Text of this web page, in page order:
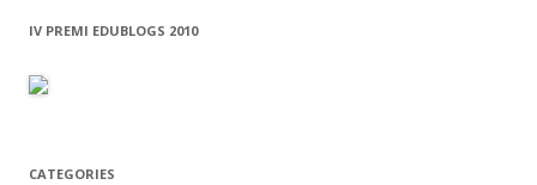
c
:
IV PREMI EDUBLOGS 2010
CATEGORIES